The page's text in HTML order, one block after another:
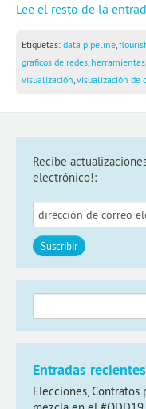
Lee el resto de la
Etiquetas: data pipeline,
graficos de redes, herramientas,
visualización,visualización de
Recibe
electrónico!:
Entradas recientes
Elecciones,